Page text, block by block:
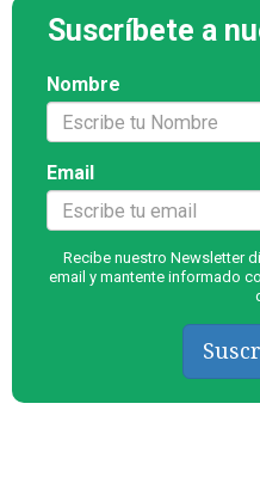
Suscríbete a
Nombre
Email
Recibe nuestro Newsletter
email y mantente informado